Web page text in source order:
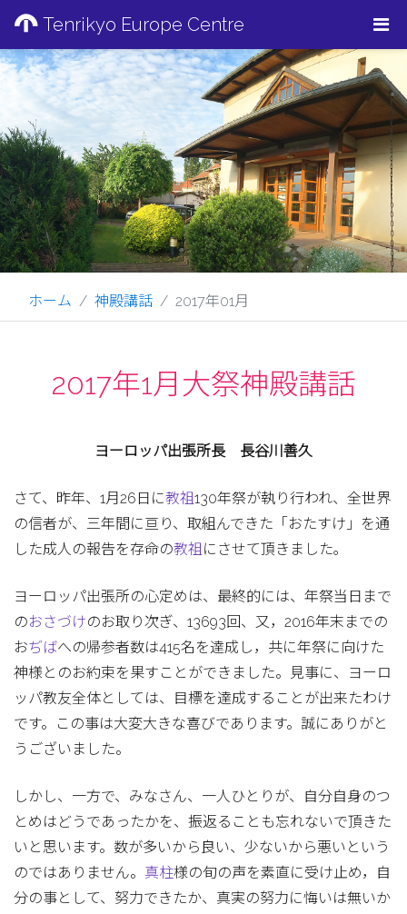
Tenrikyo Europe Centre
ホーム 神殿講話 2017年01月
2017年1月大祭神殿講話
ヨーロッパ出張所長 長谷川善久
さて、昨年、1月26日に教祖130年祭が執り行われ、全世界
の信者が、三年間に亘り、取組んできた「おたすけ」を通
した成人の報告を存命の教祖 にさせて頂きました｡
ヨーロッパ出張所の心定めは、最終的には、年祭当日まで
のおさづけのお取り次ぎ、13693回、又，2016年末までの
おぢばへの帰参者数は415名を達成し，共に年祭に向けた
神様とのお約束を果すことができました。見事に、ヨーロ
ッパ教友全体としては、目標を達成することが出来たわけ
です。この事は大変大きな喜びであります。誠にありがと
うございました。
しかし、一方で、みなさん、一人ひとりが、自分自身のつ
とめはどうであったかを、振返ることも忘れないで頂きた
いと思います。数が多いから良い、少ないから悪いという
のではありません。 真柱様の旬の声を素直に受け止め，自
分の事として、努力できたか、真実の努力に悔いは無いか